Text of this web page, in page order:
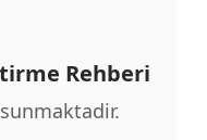
Rehberi